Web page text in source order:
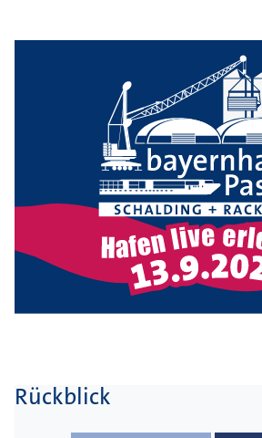
Rückblick